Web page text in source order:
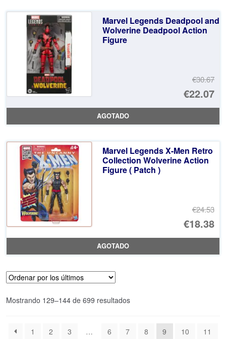
Marvel Legends Deadpool and
Wolverine Deadpool Action
Figure
€30.67
El
€22.07
El
AGOTADO
Marvel Legends X-Men Retro
Collection Wolverine Action
Figure ( Patch )
€24.53
El
€18.38
El
AGOTADO
Mostrando 129–144 de 699 resultadosOrdenado
últimos
1 2 3 … 6 7 8 9 10
11